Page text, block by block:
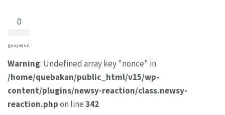
0
guayaquil
Warning: Undefined array key "nonce" in
/home/quebakan/public_html/v15/wp-
content/plugins/newsy-reaction/class.newsy-
reaction.phpon line342